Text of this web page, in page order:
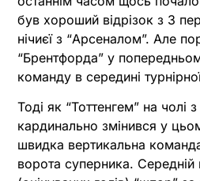
був хороший відрізок з 3
нічиєї з “Арсеналом”. Але
“Брентфорда” у
команду в середині
Тоді як “Тоттенгем” на чолі
кардинально змінився у
швидка вертикальна
ворота суперника. Середній